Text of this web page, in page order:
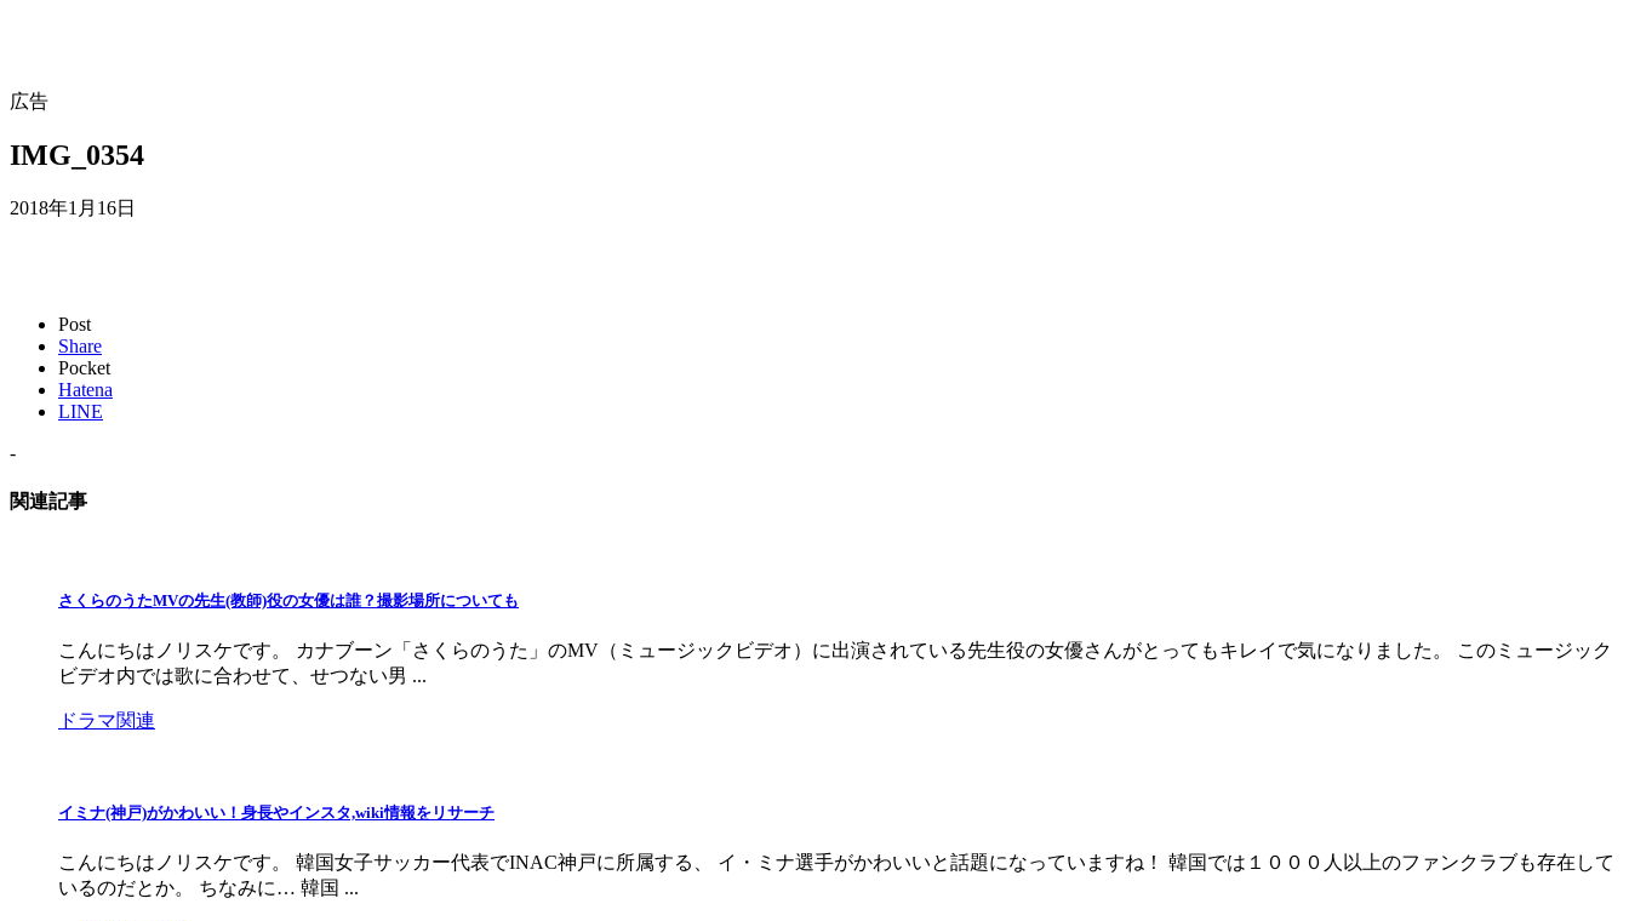
広告
IMG_0354
2018年1月16日
Post
Share
Pocket
Hatena
LINE
-
関連記事
さくらのうたMVの先生(教師)役の女優は誰？撮影場所についても
こんにちはノリスケです。 カナブーン「さくらのうた」のMV（ミュージックビデオ）に出演されている先生役の女優さんがとってもキレイで気になりました。 このミュージック
ビデオ内では歌に合わせて、せつない男 ...
ドラマ関連
イミナ(神戸)がかわいい！身長やインスタ,wiki情報をリサーチ
こんにちはノリスケです。 韓国女子サッカー代表でINAC神戸に所属する、 イ・ミナ選手がかわいいと話題になっていますね！ 韓国では１０００人以上のファンクラブも存在して
いるのだとか。 ちなみに… 韓国 ...